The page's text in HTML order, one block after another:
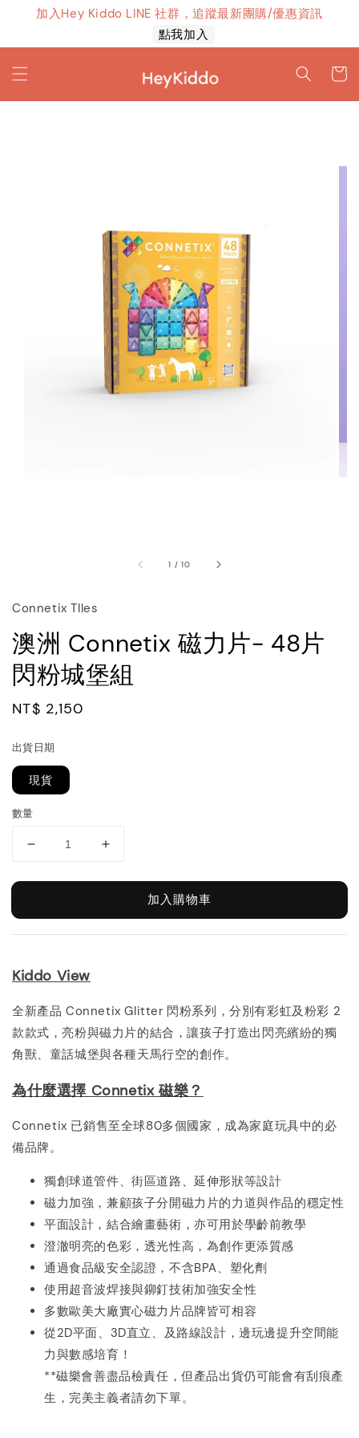
加入Hey Kiddo LINE 社群，追蹤最新團購/優惠資訊
點我加入
1 /10
Connetix TIles
澳洲 Connetix 磁力片- 48片
閃粉城堡組
Regular
NT$ 2,150
出貨日期
現貨
數量
加入購物車
Kiddo View
全新產品 Connetix Glitter 閃粉系列，分別有彩虹及粉彩 2
款款式，亮粉與磁力片的結合，讓孩子打造出閃亮繽紛的獨
角獸、童話城堡與各種天馬行空的創作。
為什麼選擇 Connetix 磁樂？
Connetix 已銷售至全球80多個國家，成為家庭玩具中的必
備品牌。
獨創球道管件、街區道路、延伸形狀等設計
磁力加強，兼顧孩子分開磁力片的力道與作品的穩定性
平面設計，結合繪畫藝術，亦可用於學齡前教學
澄澈明亮的色彩，透光性高，為創作更添質感
通過食品級安全認證，不含BPA、塑化劑
使用超音波焊接與鉚釘技術加強安全性
多數歐美大廠實心磁力片品牌皆可相容
從2D平面、3D直立、及路線設計，邊玩邊提升空間能
力與數感培育！
**磁樂會善盡品檢責任，但產品出貨仍可能會有刮痕產
生，完美主義者請勿下單。